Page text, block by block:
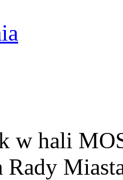
w hali
Rady